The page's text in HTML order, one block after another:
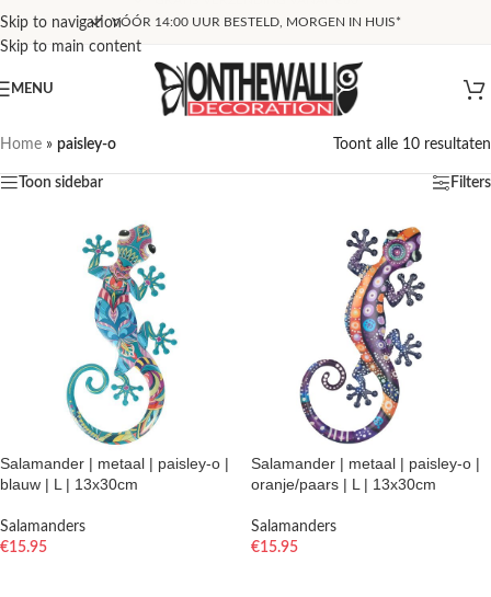
Skip to navigation
Skip to main content
VÓÓR 14:00 UUR BESTELD, MORGEN IN HUIS*
MENU
Home » paisley-o Toont alle 10 resultaten
Toon sidebar Filters
Salamander | metaal | paisley-o |
blauw | L | 13x30cm
Salamanders
€15.95
Salamander | metaal | paisley-o |
oranje/paars | L | 13x30cm
Salamanders
€15.95